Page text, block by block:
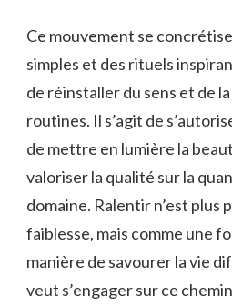
Ce mouvement se
simples et des rituels
de réinstaller du sens et de
routines. Il s’agit de
de mettre en lumière la
valoriser la qualité sur la
domaine. Ralentir n’est plus
faiblesse, mais comme une
manière de savourer la vie
veut s’engager sur ce